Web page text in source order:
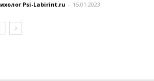
Psi-Labirint.ru - 15.01.2023